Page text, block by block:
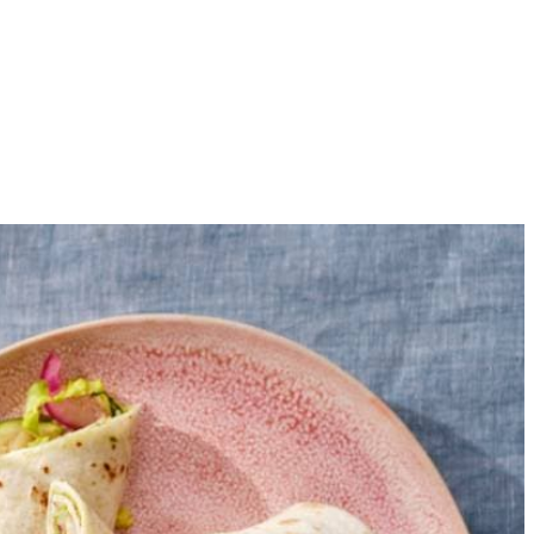
4
de lengte doormidden en snijd beide helften in plakken van ca.
courgette en de komijn toe en bak mee. Haal de pan van het
6-7 min. knapperig aan beide kanten.